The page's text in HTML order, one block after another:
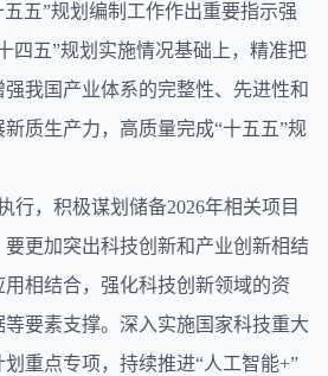
五”规划编制工作作出重要指示强
四五”规划实施情况基础上，精准把
我国产业体系的完整性、先进性和
质生产力，高质量完成“十五五”规
，积极谋划储备2026年相关项目
更加突出科技创新和产业创新相结
相结合，强化科技创新领域的资
要素支撑。深入实施国家科技重大
重点专项，持续推进“人工智能+”